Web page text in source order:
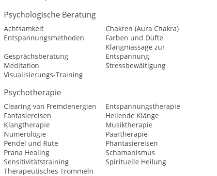
Psychologische Beratung
Achtsamkeit
Chakren (Aura Chakra)
Entspannungsmethoden
Farben und Düfte
Gesprächsberatung
Klangmassage zur
Entspannung
Meditation
Stressbewältigung
Visualisierungs-Training
Psychotherapie
Clearing von Fremdenergien
Entspannungstherapie
Fantasiereisen
Heilende Klänge
Klangtherapie
Musiktherapie
Numerologie
Paartherapie
Pendel und Rute
Phantasiereisen
Prana Healing
Schamanismus
Sensitivitätstraining
Spirituelle Heilung
Therapeutisches Trommeln